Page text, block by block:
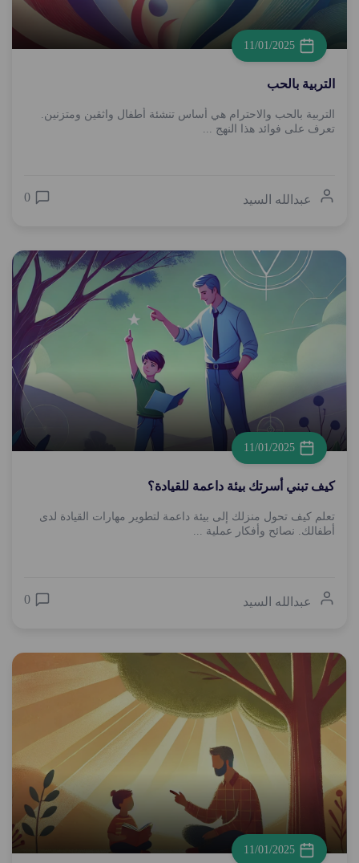
11/01/2025
التربية بالحب
التربية بالحب والاحترام هي أساس تنشئة أطفال واثقين ومتزنين.
تعرف على فوائد هذا النهج ...
عبدالله السيد 0
11/01/2025
كيف تبني أسرتك بيئة داعمة للقيادة؟
تعلم كيف تحول منزلك إلى بيئة داعمة لتطوير مهارات القيادة لدى
أطفالك. نصائح وأفكار عملية ...
عبدالله السيد 0
11/01/2025